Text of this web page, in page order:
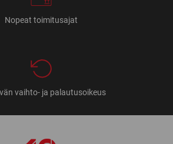
Nopeat toimitusajat
vaihto- ja palautusoikeus